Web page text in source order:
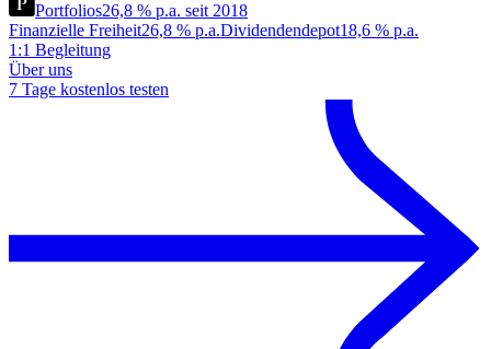
Portfolios26,8 % p.a. seit 2018
Finanzielle Freiheit26,8 % p.a.Dividendendepot18,6 % p.a.
1:1 Begleitung
Über uns
7 Tage kostenlos testen